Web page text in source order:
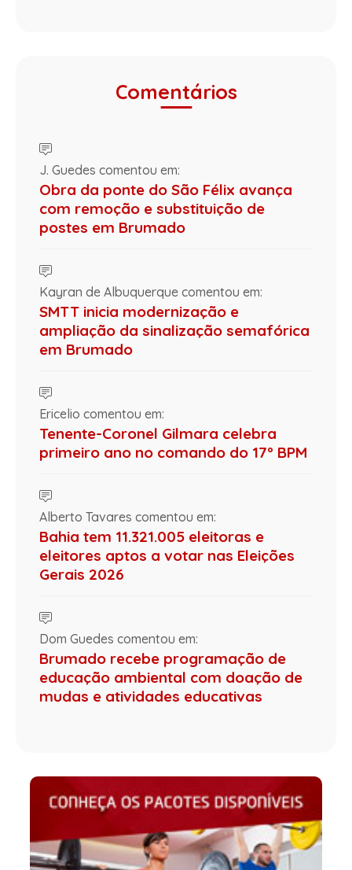
Comentários
J. Guedes comentou em:
Obra da ponte do São Félix avança
com remoção e substituição de
postes em Brumado
Kayran de Albuquerque comentou em:
SMTT inicia modernização e
ampliação da sinalização semafórica
em Brumado
Ericelio comentou em:
Tenente-Coronel Gilmara celebra
primeiro ano no comando do 17º BPM
Alberto Tavares comentou em:
Bahia tem 11.321.005 eleitoras e
eleitores aptos a votar nas Eleições
Gerais 2026
Dom Guedes comentou em:
Brumado recebe programação de
educação ambiental com doação de
mudas e atividades educativas